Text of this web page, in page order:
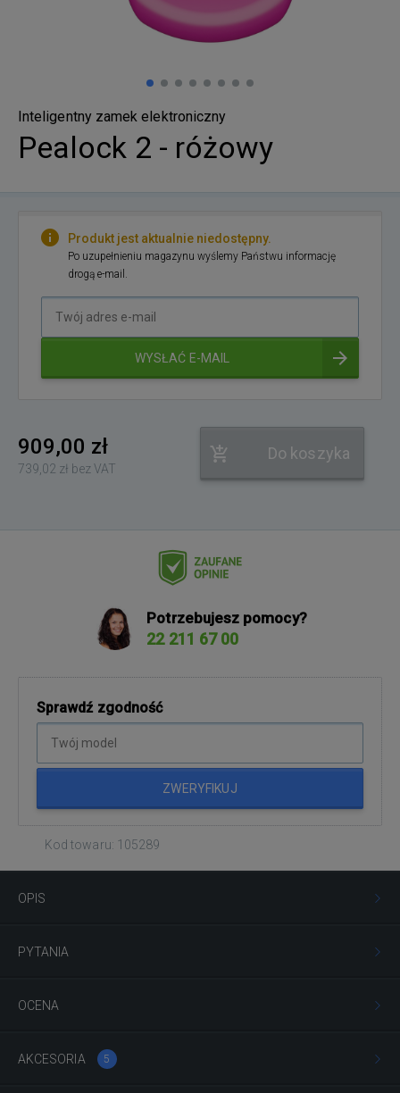
Inteligentny zamek elektroniczny
Pealock 2 - różowy
Produkt jest aktualnie niedostępny.
Po uzupełnieniu magazynu wyślemy Państwu informację
drogą e-mail.
WYSŁAĆ E-MAIL
909,00 zł
739,02 zł bez VAT
Do koszyka
Potrzebujesz pomocy?
22 211 67 00
Sprawdź zgodność
ZWERYFIKUJ
Kod towaru: 105289
OPIS
PYTANIA
OCENA
AKCESORIA 5